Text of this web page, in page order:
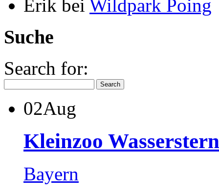
Erik bei Wildpark Poing
Suche
Search for:
02Aug
Kleinzoo Wasserstern
Bayern